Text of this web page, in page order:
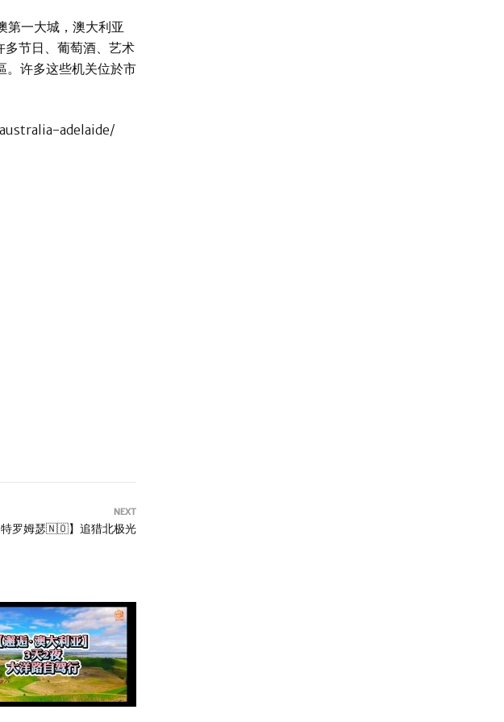
第一大城，澳大利亚
节日、葡萄酒、艺术
。许多这些机关位於市
adelaide/
NEXT
•特罗姆瑟🇳🇴】追猎北极光